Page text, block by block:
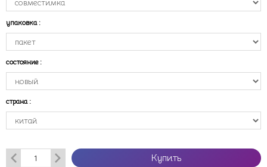
упаковка :
состояние :
страна :
Купить